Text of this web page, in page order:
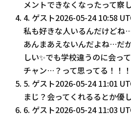
メントできなくなったって察
4. ゲスト2026-05-24 10:58
私も好きな人いるんだけどね
あんまあえないんだよね…だ
しい✨️でも学校違うのに会っ
チャン…？って思ってる！！！
5. ゲスト2026-05-24 11:01
まじ？会ってくれるるとか優
6. ゲスト2026-05-24 11:03